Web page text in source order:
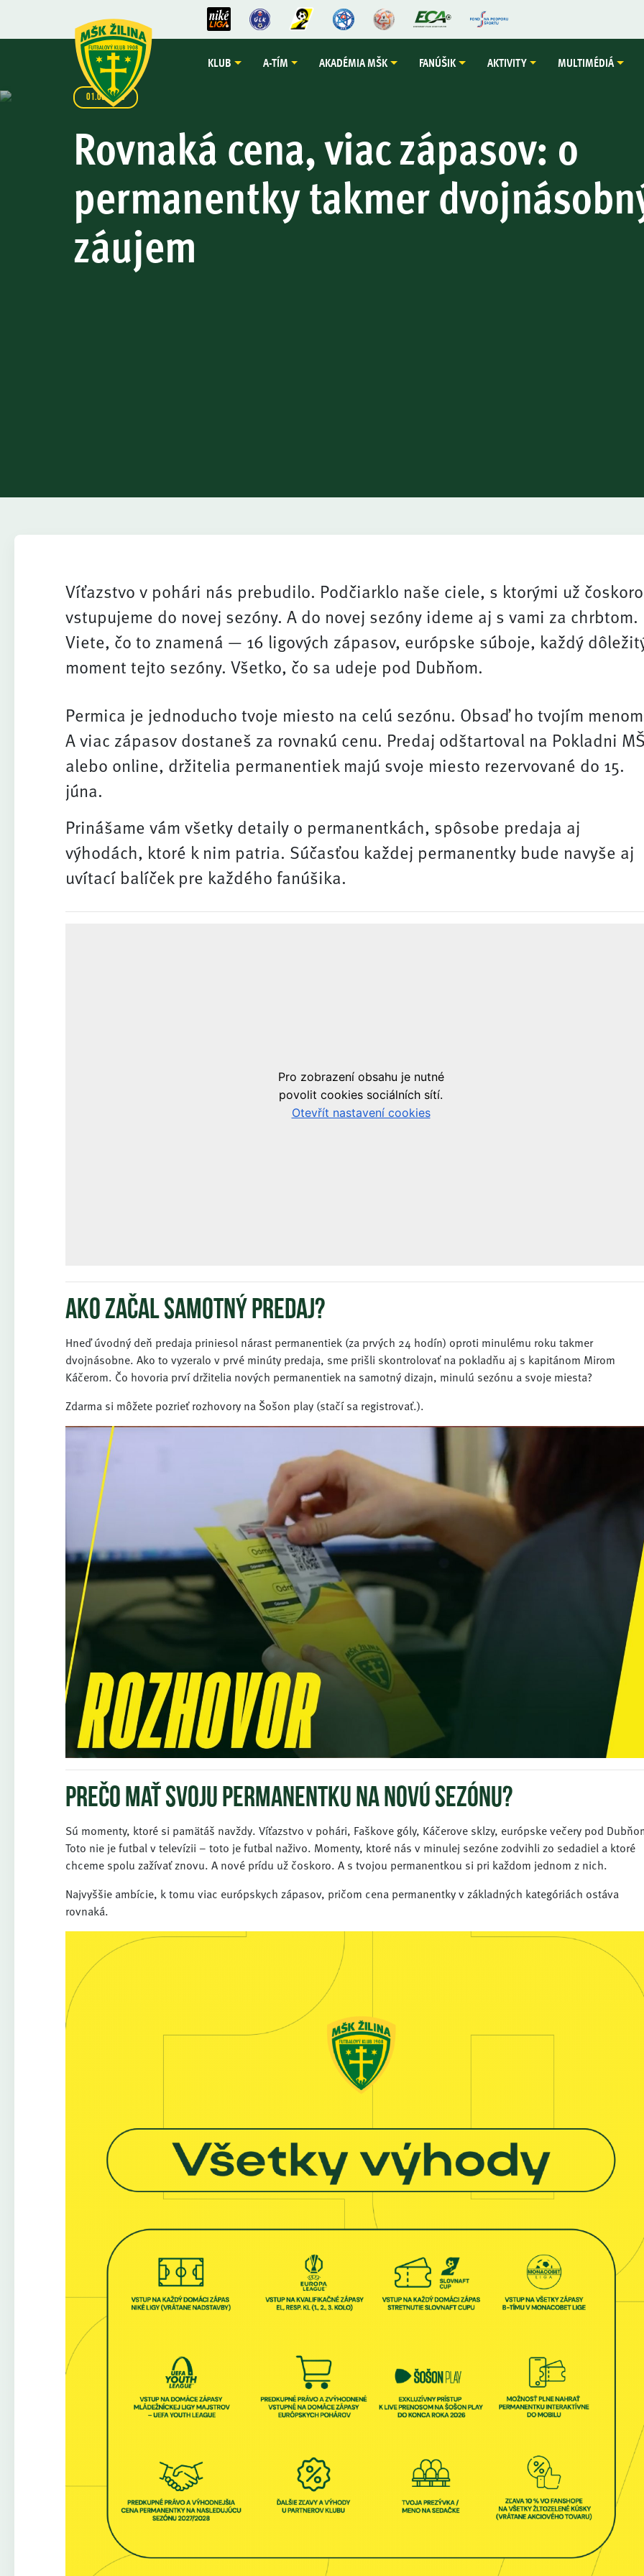
KLUB A-TÍM AKADÉMIA MŠK FANÚŠIK AKTIVITY MULTIMÉDIÁ
01.06.2026
Rovnaká cena, viac zápasov: o
permanentky takmer
záujem
Víťazstvo v pohári nás prebudilo. Podčiarklo naše ciele, s ktorými už čoskoro
vstupujeme do novej sezóny. A do novej sezóny ideme aj s vami za chrbtom.
Viete, čo to znamená — 16 ligových zápasov, európske súboje, každý
moment tejto sezóny. Všetko, čo sa udeje pod Dubňom.
Permica je jednoducho tvoje miesto na celú sezónu. Obsaď ho tvojím
A viac zápasov dostaneš za rovnakú cenu. Predaj odštartoval na Pokladni
alebo online, držitelia permanentiek majú svoje miesto rezervované do 15.
júna.
Prinášame vám všetky detaily o permanentkách, spôsobe predaja aj
výhodách, ktoré k nim patria. Súčasťou každej permanentky bude navyše aj
uvítací balíček pre každého fanúšika.
Ako začal samotný predaj?
Hneď úvodný deň predaja priniesol nárast permanentiek (za prvých 24 hodín) oproti minulému roku takmer
dvojnásobne. Ako to vyzeralo v prvé minúty predaja, sme prišli skontrolovať na pokladňu aj s kapitánom Mirom
Káčerom. Čo hovoria prví držitelia nových permanentiek na samotný dizajn, minulú sezónu a svoje miesta?
Zdarma si môžete pozrieť rozhovory na Šošon play (stačí sa registrovať.).
Prečo mať svoju permanentku na novú sezónu?
Sú momenty, ktoré si pamätáš navždy. Víťazstvo v pohári, Faškove góly, Káčerove sklzy, európske večery pod
Toto nie je futbal v televízii – toto je futbal naživo. Momenty, ktoré nás v minulej sezóne zodvihli zo sedadiel a ktoré
chceme spolu zažívať znovu. A nové prídu už čoskoro. A s tvojou permanentkou si pri každom jednom z nich.
Najvyššie ambície, k tomu viac európskych zápasov, pričom cena permanentky v základných kategóriách ostáva
rovnaká.